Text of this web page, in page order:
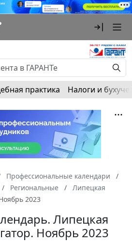
практика Налоги и
Профессиональные календари
Региональные
Липецкая
2023
Липецкая
Ноябрь 2023